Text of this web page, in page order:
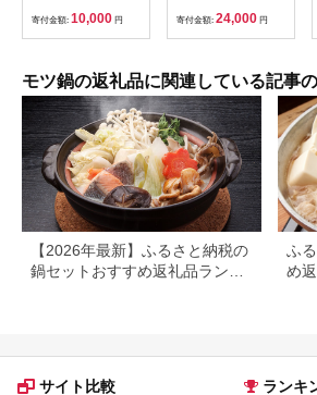
寄付金額: 10,000 円
人前)モツ鍋 もつ鍋セ
ット 国産牛 冷凍 みそ
しょうゆ 牛モツ 小腸
＜離島配送不可＞
【ksg0466】【田し
ゅう】
寄付金額: 24,000 円
モツ鍋の返礼品に関連している記事
【2026年最新】ふるさと納税の
鍋セットおすすめ返礼品ランキ
ふ
め
サイト比較 ランキ